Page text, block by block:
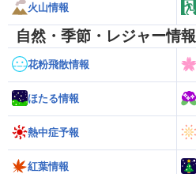
火山情報
自然・季節・レジャー情報
花粉飛散情報
ほたる情報
熱中症予報
紅葉情報